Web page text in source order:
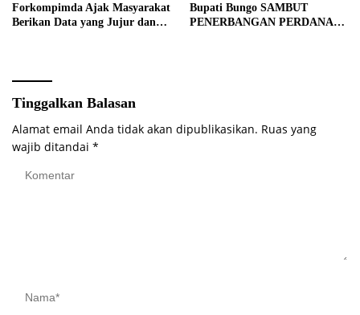
Forkompimda Ajak Masyarakat
Berikan Data yang Jujur dan
Bupati Bungo SAMBUT
PENERBANGAN PERDANA
Tinggalkan Balasan
Alamat email Anda tidak akan dipublikasikan. Ruas yang
wajib ditandai *